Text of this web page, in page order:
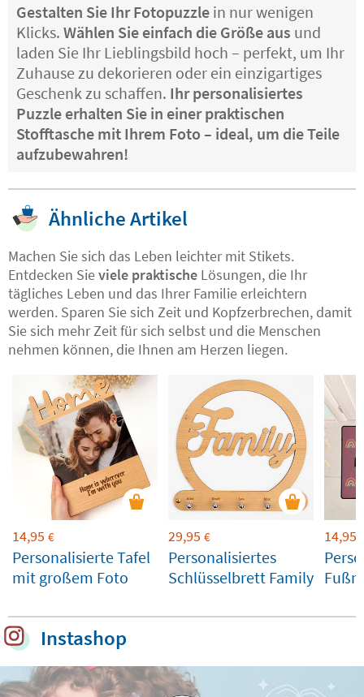
Gestalten Sie Ihr Fotopuzzle in nur wenigen
Klicks. Wählen Sie einfach die Größe aus und
laden Sie Ihr Lieblingsbild hoch – perfekt, um Ihr
Zuhause zu dekorieren oder ein einzigartiges
Geschenk zu schaffen. Ihr personalisiertes
Puzzle erhalten Sie in einer praktischen
Stofftasche mit Ihrem Foto – ideal, um die Teile
aufzubewahren!
Ähnliche Artikel
Machen Sie sich das Leben leichter mit Stikets.
Entdecken Sieviele praktische Lösungen, die Ihr
tägliches Leben und das Ihrer Familie erleichtern
werden. Sparen Sie sich Zeit und Kopfzerbrechen, damit
Sie sich mehr Zeit für sich selbst und die Menschen
nehmen können, die Ihnen am Herzen liegen.
14,95 €
Personalisierte Tafel
mit großem Foto
29,95 €
Personalisiertes
Schlüsselbrett Family
14,95
Instashop